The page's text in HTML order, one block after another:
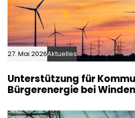
27. Mai 2026Aktuelles
Unterstützung für
Bürgerenergie bei